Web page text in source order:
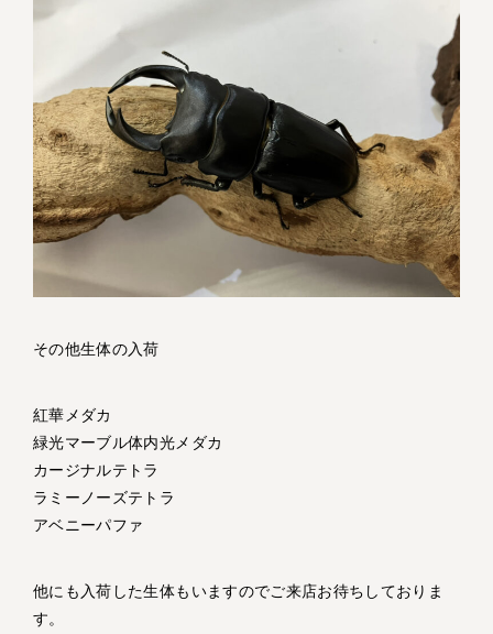
その他生体の入荷
紅華メダカ
緑光マーブル体内光メダカ
カージナルテトラ
ラミーノーズテトラ
アベニーパファ
他にも入荷した生体もいますのでご来店お待ちしておりま
す。